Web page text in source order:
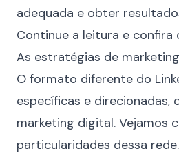
adequada e obter
Continue a leitura e confira
As estratégias de
O formato diferente do
específicas e direcionadas,
marketing digital. Vejamos
particularidades dessa rede.